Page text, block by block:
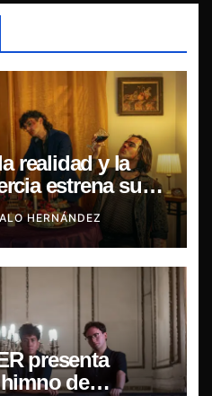
realidad y la
estrena su
HERNÁNDEZ
presenta
de